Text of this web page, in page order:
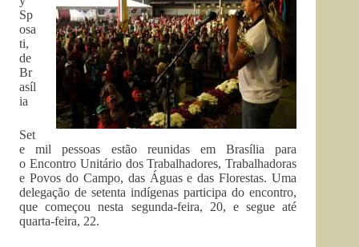
Sp
osa
ti,
de
Br
asíl
ia
Set
e mil pessoas estão reunidas em Brasília para
o Encontro Unitário dos Trabalhadores, Trabalhadoras
e Povos do Campo, das Águas e das Florestas. Uma
delegação de setenta indígenas participa do encontro,
que começou nesta segunda-feira, 20, e segue até
quarta-feira, 22.